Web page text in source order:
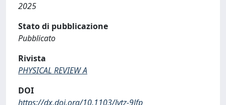
2025
Stato di pubblicazione
Pubblicato
Rivista
PHYSICAL REVIEW A
DOI
https://dx.doi.org/10.1103/lvtz-9lfp